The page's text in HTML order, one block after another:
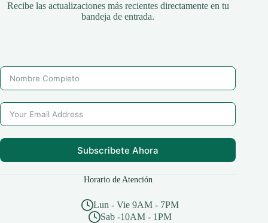
Recibe las actualizaciones más recientes directamente en tu
bandeja de entrada.
Subscribete Ahora
Horario de Atención
Lun - Vie 9AM - 7PM
Sab -10AM - 1PM